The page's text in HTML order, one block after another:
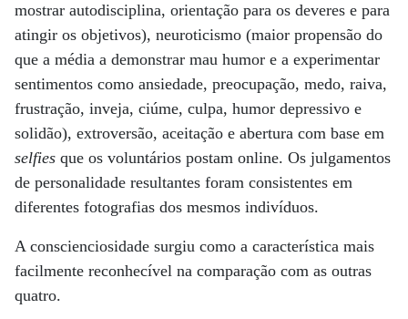
mostrar autodisciplina, orientação para os deveres e para
atingir os objetivos), neuroticismo (maior propensão do
que a média a demonstrar mau humor e a experimentar
sentimentos como ansiedade, preocupação, medo, raiva,
frustração, inveja, ciúme, culpa, humor depressivo e
solidão), extroversão, aceitação e abertura com base em
selfies que os voluntários postam online. Os julgamentos
de personalidade resultantes foram consistentes em
diferentes fotografias dos mesmos indivíduos.
A conscienciosidade surgiu como a característica mais
facilmente reconhecível na comparação com as outras
quatro.